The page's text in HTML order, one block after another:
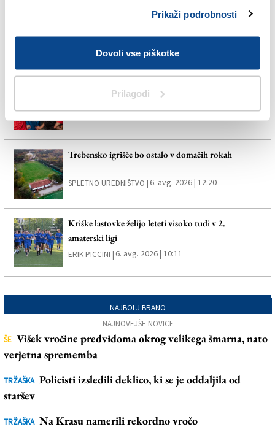
Prikaži podrobnosti
Dovoli vse piškotke
Prilagodi
V Nogometnem društvu Gorica je konec z
SPLETNO UREDNIŠTVO | 7. avg. 2026 | 12:36
SPLETNO UREDNIŠTVO |6. avg. 2026 | 20:25
Trebensko igrišče bo ostalo v domačih rokah
SPLETNO UREDNIŠTVO |6. avg. 2026 | 12:20
Kriške lastovke želijo leteti visoko tudi v 2.
amaterski ligi
ERIK PICCINI | 6. avg. 2026 | 10:11
NAJBOLJ BRANO
NAJNOVEJŠE NOVICE
ŠE Višek vročine predvidoma okrog velikega šmarna, nato
verjetna sprememba
TRŽAŠKA Policisti izsledili deklico, ki se je oddaljila od
staršev
TRŽAŠKA Na Krasu namerili rekordno vročo